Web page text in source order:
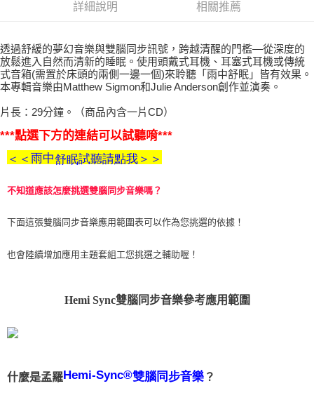
賣家宅配幫您送（台灣）
每筆NT$80，滿NT$3,000(含以上)免運費
郵局幫你送（離島）
每筆NT$80，滿NT$3,000(含以上)免運費
付款後門市自取
免運費
詳細說明 相關推薦
透過舒緩的夢幻音樂與雙腦同步訊號，跨越清醒的門檻—從深度的
放鬆進入自然而清新的睡眠。使用頭戴式耳機、耳塞式耳機或傳統
式音箱(需置於床頭的兩側一邊一個)來聆聽「雨中舒眠」皆有效果。
本專輯音樂由Matthew Sigmon和Julie Anderson創作並演奏。
片長：29分鐘。（商品內含一片CD）
***點選下方的連結可以試聽唷***
＜＜ 雨中舒眠試聽請點我＞＞
不知道應該怎麼挑選雙腦同步音樂嗎？
下面這張雙腦同步音樂應用範圍表可以作為您挑選的依據！
也會陸續增加應用主題套組工您挑選之輔助喔！
Hemi Sync雙腦同步音樂參考應用範圍
什麼是孟羅Hemi-Sync®雙腦同步音樂 ？